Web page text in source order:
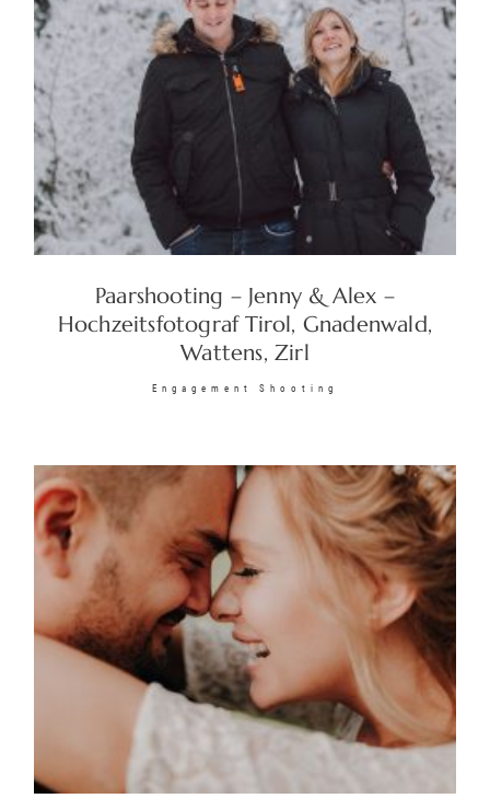
Paarshooting – Jenny & Alex –
Hochzeitsfotograf Tirol, Gnadenwald,
Wattens, Zirl
Engagement Shooting